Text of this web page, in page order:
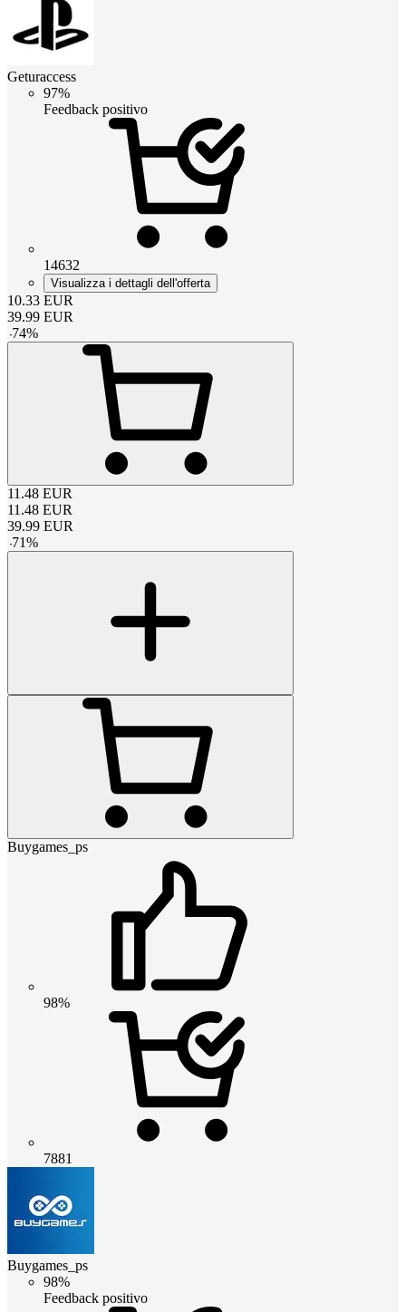
Geturaccess
97%
Feedback positivo
14632
Visualizza i dettagli dell'offerta
10.33 EUR
39.99 EUR
-74%
11.48 EUR
11.48 EUR
39.99 EUR
-71%
Buygames_ps
98%
7881
Buygames_ps
98%
Feedback positivo